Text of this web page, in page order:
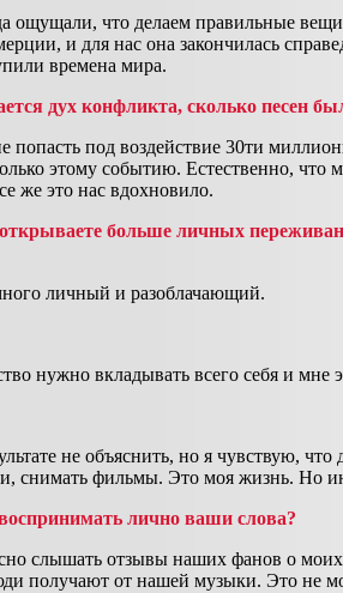
ощущали, что делаем правильные
и для нас она закончилась
времена мира.
дух конфликта, сколько песен
попасть под воздействие 30ти
этому событию. Естественно, что
же это нас вдохновило.
больше личных
личный и разоблачающий.
нужно вкладывать всего себя и мне
не объяснить, но я чувствую,
снимать фильмы. Это моя жизнь. Но
лично ваши слова?
слышать отзывы наших фанов о
получают от нашей музыки. Это не